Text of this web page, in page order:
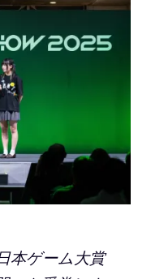
本ゲーム大賞